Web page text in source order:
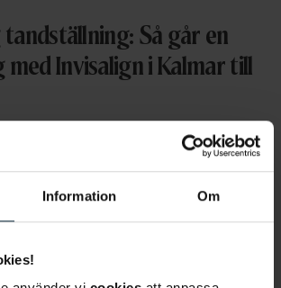
Information Om
tandställning: Så går en
med Invisalign i Kalmar till